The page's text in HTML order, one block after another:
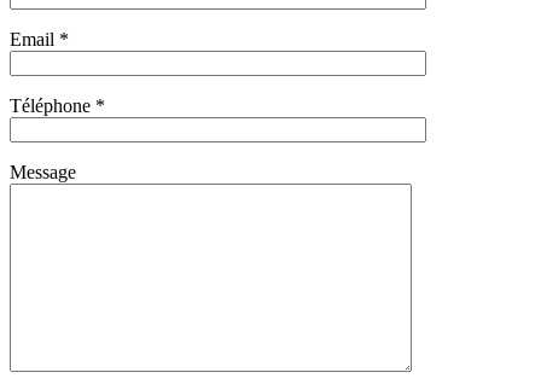
Email *
Téléphone *
Message